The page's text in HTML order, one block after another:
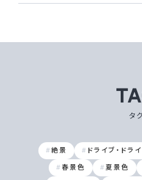
タ
絶景 ドライブ・ドラ
春景色 夏景色